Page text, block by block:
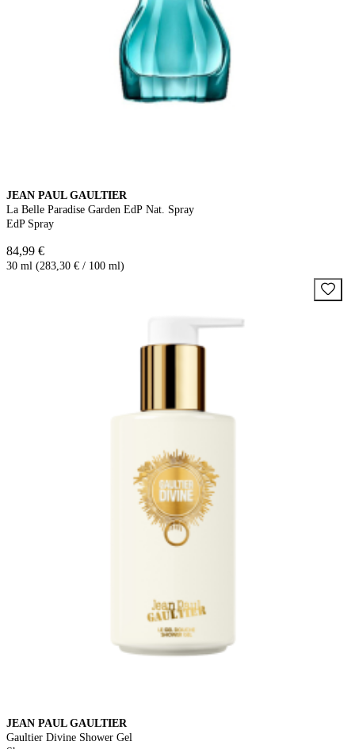
JEAN PAUL GAULTIER
La Belle Paradise Garden EdP Nat. Spray
EdP Spray
84,99 €
30 ml (283,30 € / 100 ml)
JEAN PAUL GAULTIER
Gaultier Divine Shower Gel